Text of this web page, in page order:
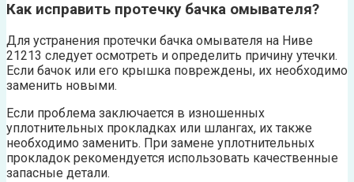
Как исправить протечку бачка омывателя?
Для устранения протечки бачка омывателя на Ниве
21213 следует осмотреть и определить причину утечки.
Если бачок или его крышка повреждены, их необходимо
заменить новыми.
Если проблема заключается в изношенных
уплотнительных прокладках или шлангах, их также
необходимо заменить. При замене уплотнительных
прокладок рекомендуется использовать качественные
запасные детали.